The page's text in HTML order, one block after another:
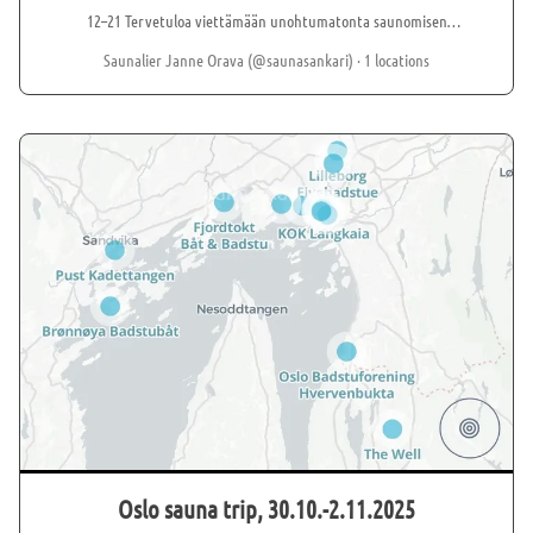
12–21 Tervetuloa viettämään unohtumatonta saunomisen
merkeissä! Radalla Resortin järvimaisemat, lämminhenkinen
koko perheen voimin. Tapahtuman järjestävät yhteistyössä
Kouvolan Löylynlyöjät ry ja Radalla Resort. Talven parhaat hetket –
Saunaa ja Yhdessäoloa Päivän aikana voit nauttia saunoista,
avannosta ja osallistua erilaisiin ohjattuihin saunahetkiin tai
viettää aikaa järvellä ja kodan lämmössä. Saunaliput Aikuinen: 22 €
(ennakkoon 20 € Radalla Resortin verkkokaupasta) Nuoret: 10-17 v:
10 € Lapsi 0-9 v: veloituksetta Ohjelma Klo 12 –21.00 Saunamaailma
avoinna kiukaat käyvät kuumina * Lipunmyynti Rantasaunan
kabinetissa. * Naisten pukutilat Rantasaunalla, Miesten pukutilat
Huvilasaunalla * Löylynlyöjien tapahtumateltta ja kioski * Radalla
Resortin baari ja terassi Rantasaunalla Klo 17-22 Ravintola Balladi
avoinna * Kartanoravintolassa tarjolla juomien lisäksi maittavia
ruoka-annoksia tilauksesta. Klo 18-19 Siirtosaunat sulkeutuvat Klo
21.00 Tapahtuma päättyy, Ravintola Balladi palvelee klo 22.00 asti
Saunalier Janne Orava (@saunasankari) · 1 locations
Oslo sauna trip, 30.10.-2.11.2025